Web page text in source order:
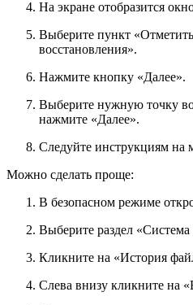
На экране отобразится
Выберите пункт
восстановления».
Нажмите кнопку «Далее».
Выберите нужную точку
нажмите «Далее».
Следуйте инструкциям на
Можно сделать проще:
В безопасном режиме
Выберите раздел «Система
Кликните на «История
Слева внизу кликните на